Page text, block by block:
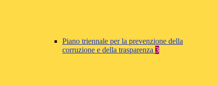
Piano triennale per la prevenzione della
corruzione e della trasparenza 3